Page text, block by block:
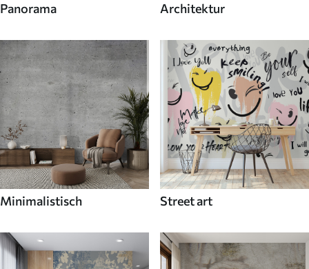
Panorama Architektur
Minimalistisch Street art